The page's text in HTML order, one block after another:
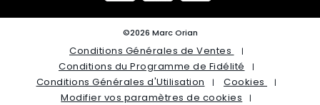
©2026 Marc Orian
Conditions Générales de Ventes
Conditions du Programme de Fidélité
Conditions Générales d'Utilisation
Cookies
Modifier vos paramètres de cookies